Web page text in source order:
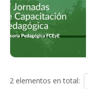
2 elementos en total: